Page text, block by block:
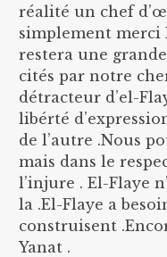
réalité un chef
simplement merci
restera une
cités par notre
détracteur d’el-
libérté
de l’autre .Nous
mais dans le
l’injure . El-Flaye
la .El-Flaye a
construisent
Yanat .